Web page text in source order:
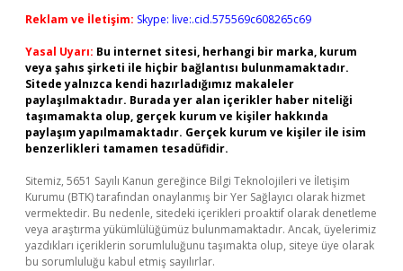
Reklam ve İletişim: Skype: live:.cid.575569c608265c69
Yasal Uyarı: Bu internet sitesi, herhangi bir marka, kurum
veya şahıs şirketi ile hiçbir bağlantısı bulunmamaktadır.
Sitede yalnızca kendi hazırladığımız makaleler
paylaşılmaktadır. Burada yer alan içerikler haber niteliği
taşımamakta olup, gerçek kurum ve kişiler hakkında
paylaşım yapılmamaktadır. Gerçek kurum ve kişiler ile isim
benzerlikleri tamamen tesadüfidir.
Sitemiz, 5651 Sayılı Kanun gereğince Bilgi Teknolojileri ve İletişim
Kurumu (BTK) tarafından onaylanmış bir Yer Sağlayıcı olarak hizmet
vermektedir. Bu nedenle, sitedeki içerikleri proaktif olarak denetleme
veya araştırma yükümlülüğümüz bulunmamaktadır. Ancak, üyelerimiz
yazdıkları içeriklerin sorumluluğunu taşımakta olup, siteye üye olarak
bu sorumluluğu kabul etmiş sayılırlar.